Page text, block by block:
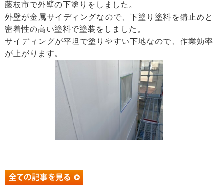
藤枝市で外壁の下塗りをしました。
外壁が金属サイディングなので、下塗り塗料を錆止めと
密着性の高い塗料で塗装をしました。
サイディングが平坦で塗りやすい下地なので、作業効率
が上がります。